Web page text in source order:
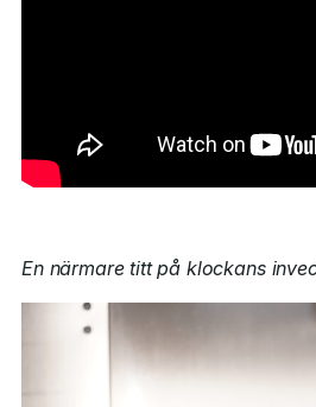
En närmare titt på klockans